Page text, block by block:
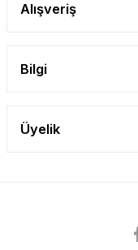
Alışveriş
Bilgi
Üyelik